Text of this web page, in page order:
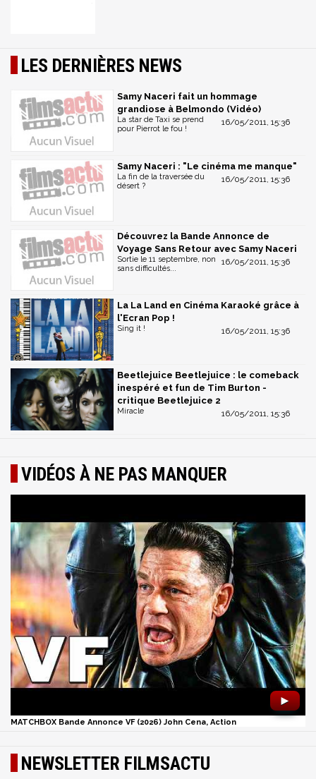
LES DERNIÈRES NEWS
Samy Naceri fait un hommage
grandiose à Belmondo (Vidéo)
16/05/2011, 15:36
La star de Taxi se prend
pour Pierrot le fou !
Samy Naceri : "Le cinéma me manque"
16/05/2011, 15:36
La fin de la traversée du
désert ?
Découvrez la Bande Annonce de
Voyage Sans Retour avec Samy Naceri
16/05/2011, 15:36
Sortie le 11 septembre, non
sans difficultés...
La La Land en Cinéma Karaoké grâce à
l'Ecran Pop !
16/05/2011, 15:36
Sing it !
Beetlejuice Beetlejuice : le comeback
inespéré et fun de Tim Burton -
critique Beetlejuice 2
16/05/2011, 15:36
Miracle
VIDÉOS À NE PAS MANQUER
►
MATCHBOX Bande Annonce VF (2026) John Cena, Action
NEWSLETTER FILMSACTU